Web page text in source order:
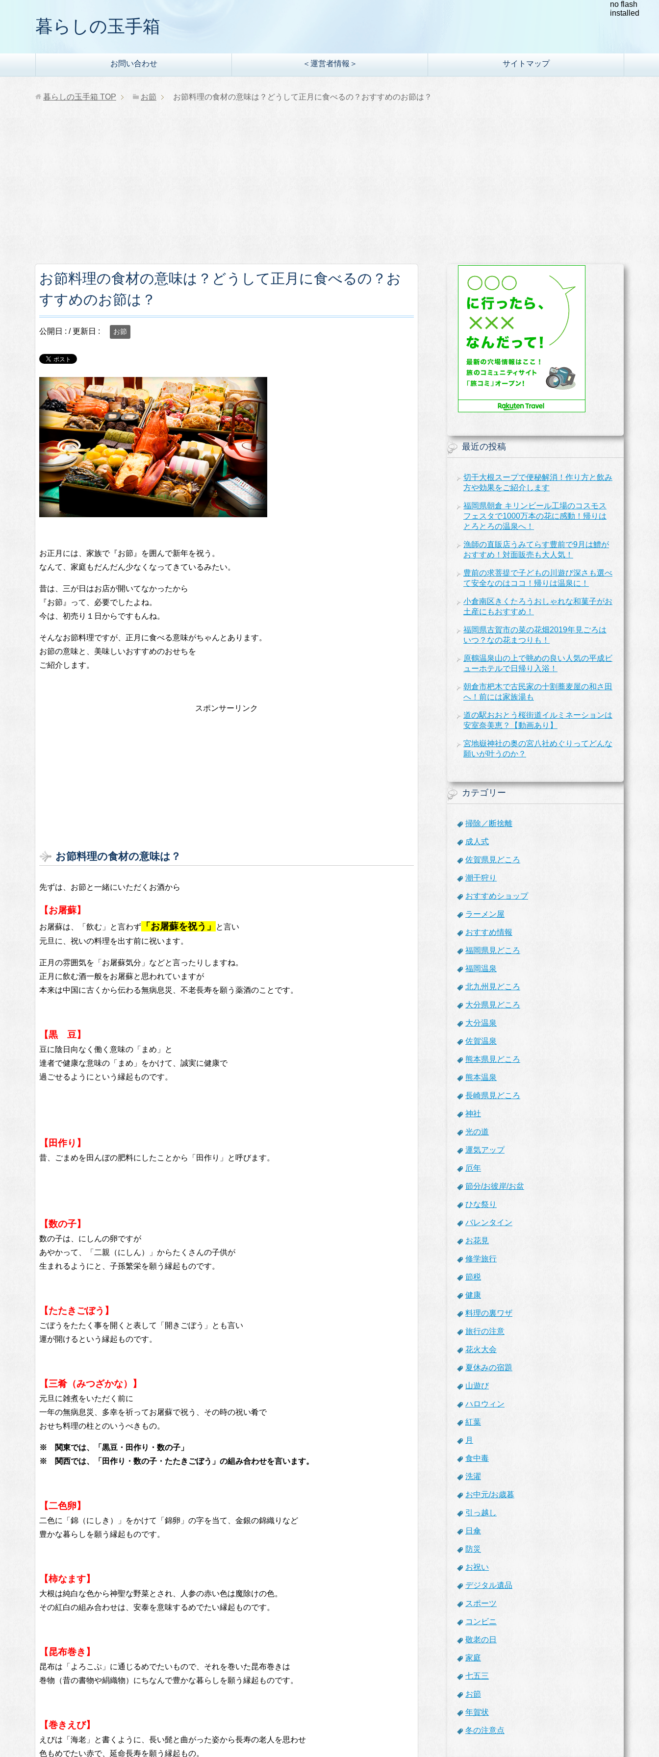
暮らしの玉手箱
お問い合わせ ＜運営者情報＞ サイトマップ
暮らしの玉手箱 TOP お節 お節料理の食材の意味は？どうして正月に食べるの？おすすめのお節は？
お節料理の食材の意味は？どうして正月に食べるの？お
すすめのお節は？
公開日 : / 更新日 : お節
お正月には、家族で『お節』を囲んで新年を祝う。
なんて、家庭もだんだん少なくなってきているみたい。
昔は、三が日はお店が開いてなかったから
『お節』って、必要でしたよね。
今は、初売り１日からですもんね。
そんなお節料理ですが、正月に食べる意味がちゃんとあります。
お節の意味と、美味しいおすすめのおせちを
ご紹介します。
スポンサーリンク
お節料理の食材の意味は？
先ずは、お節と一緒にいただくお酒から
【お屠蘇】
お屠蘇は、「飲む」と言わず 「お屠蘇を祝う」
と言い
元旦に、祝いの料理を出す前に祝います。
正月の雰囲気を「お屠蘇気分」などと言ったりしますね。
正月に飲む酒一般をお屠蘇と思われていますが
本来は中国に古くから伝わる無病息災、不老長寿を願う薬酒のことです。
【黒 豆】
豆に陰日向なく働く意味の「まめ」と
達者で健康な意味の「まめ」をかけて、誠実に健康で
過ごせるようにという縁起ものです。
【田作り】
昔、ごまめを田んぼの肥料にしたことから「田作り」と呼びます。
【数の子】
数の子は、にしんの卵ですが
あやかって、「二親（にしん）」からたくさんの子供が
生まれるようにと、子孫繁栄を願う縁起ものです。
【たたきごぼう】
ごぼうをたたく事を開くと表して「開きごぼう」とも言い
運が開けるという縁起ものです。
【三肴（みつざかな）】
元旦に雑煮をいただく前に
一年の無病息災、多幸を祈ってお屠蘇で祝う、その時の祝い肴で
おせち料理の柱とのいうべきもの。
※ 関東では、「黒豆・田作り・数の子」
※ 関西では、「田作り・数の子・たたきごぼう」の組み合わせを言います。
【二色卵】
二色に「錦（にしき）」をかけて「錦卵」の字を当て、金銀の錦織りなど
豊かな暮らしを願う縁起ものです。
【柿なます】
大根は純白な色から神聖な野菜とされ、人参の赤い色は魔除けの色。
その紅白の組み合わせは、安泰を意味するめでたい縁起ものです。
【昆布巻き】
昆布は「よろこぶ」に通じるめでたいもので、それを巻いた昆布巻きは
巻物（昔の書物や絹織物）にちなんで豊かな暮らしを願う縁起ものです。
【巻きえび】
えびは「海老」と書くように、長い髭と曲がった姿から長寿の老人を思わせ
色もめでたい赤で、延命長寿を願う縁起もの。
最近の投稿
切干大根スープで便秘解消！作り方と飲み
方や効果をご紹介します
福岡県朝倉 キリンビール工場のコスモス
フェスタで1000万本の花に感動！帰りは
とろとろの温泉へ！
漁師の直販店うみてらす豊前で9月は鱧が
おすすめ！対面販売も大人気！
豊前の求菩提で子どもの川遊び深さも選べ
て安全なのはココ！帰りは温泉に！
小倉南区きくたろうおしゃれな和菓子がお
土産にもおすすめ！
福岡県古賀市の菜の花畑2019年見ごろは
いつ？なの花まつりも！
原鶴温泉山の上で眺めの良い人気の平成ビ
ューホテルで日帰り入浴！
朝倉市杷木で古民家の十割蕎麦屋の和さ田
へ！前には家族湯も
道の駅おおとう桜街道イルミネーションは
安室奈美恵？【動画あり】
宮地嶽神社の奥の宮八社めぐりってどんな
願いが叶うのか？
カテゴリー
掃除／断捨離
成人式
佐賀県見どころ
潮干狩り
おすすめショップ
ラーメン屋
おすすめ情報
福岡県見どころ
福岡温泉
北九州見どころ
大分県見どころ
大分温泉
佐賀温泉
熊本県見どころ
熊本温泉
長崎県見どころ
神社
光の道
運気アップ
厄年
節分/お彼岸/お盆
ひな祭り
バレンタイン
お花見
修学旅行
節税
健康
料理の裏ワザ
旅行の注意
花火大会
夏休みの宿題
山遊び
ハロウィン
紅葉
月
食中毒
洗濯
お中元/お歳暮
引っ越し
日傘
防災
お祝い
デジタル遺品
スポーツ
コンビニ
敬老の日
家庭
七五三
お節
年賀状
冬の注意点
no flash
installed